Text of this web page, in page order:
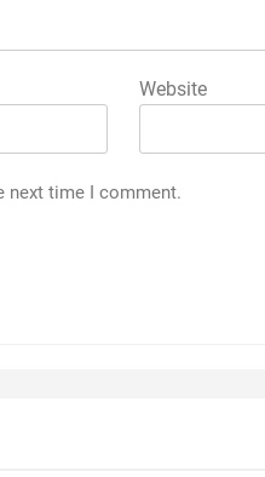
Website
next time I comment.